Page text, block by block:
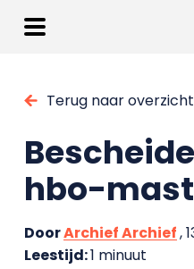
Terug naar overzicht
hbo-
DoorArchief Archief,
Leestijd:1 minuut